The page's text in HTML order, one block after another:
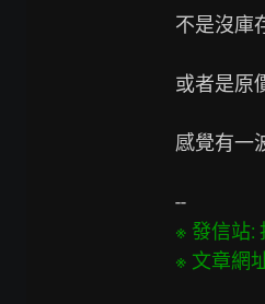
不是沒庫
或者是原
感覺有一
※ 發信站:
※ 文章網